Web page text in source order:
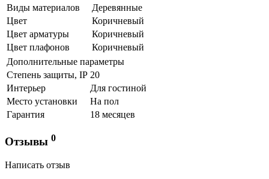
Виды материалов
Деревянные
Цвет
Коричневый
Цвет арматуры
Коричневый
Цвет плафонов
Коричневый
Дополнительные параметры
Степень защиты, IP 20
Интерьер
Для гостиной
Место установки
На пол
Гарантия
18 месяцев
Отзывы 0
Написать отзыв